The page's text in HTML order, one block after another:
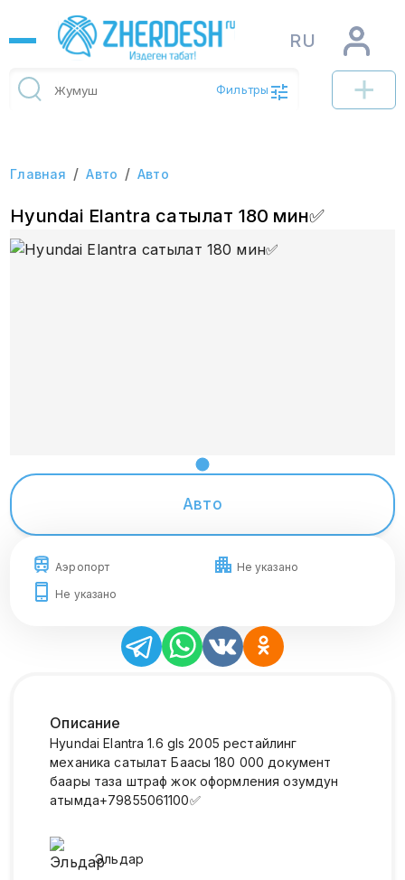
RU
Фильтры
Главная / Авто / Авто
Hyundai Elantra сатылат 180 мин✅
Авто
Аэропорт
Не указано
Не указано
Описание
Hyundai Elantra 1.6 gls 2005 рестайлинг
механика сатылат Баасы 180 000 документ
баары таза штраф жок оформления озумдун
атымда+79855061100✅
Эльдар